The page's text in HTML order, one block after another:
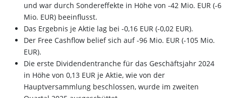
und war durch Sondereffekte in Höhe von -42 Mio. EUR (-6
Mio. EUR) beeinflusst.
Das Ergebnis je Aktie lag bei -0,16 EUR (-0,02 EUR).
Der Free Cashflow belief sich auf -96 Mio. EUR (-105 Mio.
EUR).
Die erste Dividendentranche für das Geschäftsjahr 2024
in Höhe von 0,13 EUR je Aktie, wie von der
Hauptversammlung beschlossen, wurde im zweiten